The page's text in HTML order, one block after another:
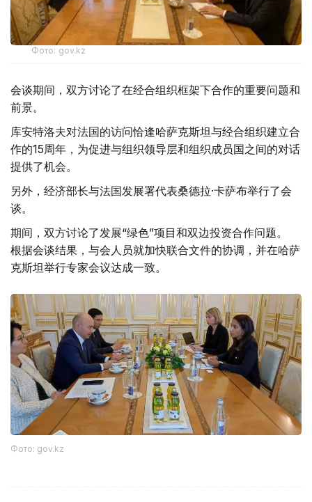
Фото: gov.kz
会谈期间，双方讨论了在经合组织框架下合作的重要问题和
前景。
库安特洛夫对法国的访问恰逢哈萨克斯坦与经合组织建立合
作的15周年，为促进与组织领导层和组织成员国之间的对话
提供了机会。
另外，经济部长与法国发展署代表桑德拉·卡萨布举行了会
谈。
期间，双方讨论了发展“绿色”项目和双边投资合作问题。
根据会谈结果，与会人员就加快联合文件的协调，并在哈萨
克斯坦举行专家会议达成一致。
Фото: gov.kz